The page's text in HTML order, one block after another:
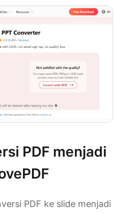
PDF menjadi
PDF ke slide menjadi